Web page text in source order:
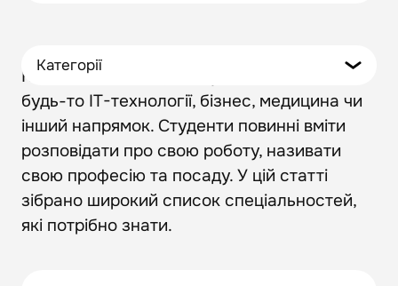
Категорії
Кожна людина працює у певній сфері,
будь-то IT-технології, бізнес, медицина чи
інший напрямок. Студенти повинні вміти
розповідати про свою роботу, називати
свою професію та посаду. У цій статті
зібрано широкий список спеціальностей,
які потрібно знати.